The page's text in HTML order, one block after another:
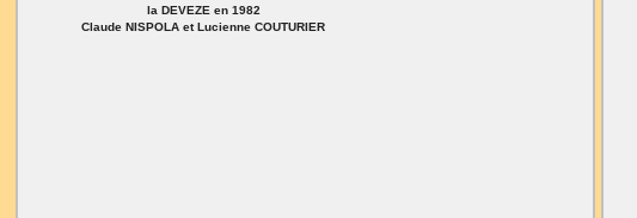
la DEVEZE en 1982
Claude NISPOLA et Lucienne COUTURIER